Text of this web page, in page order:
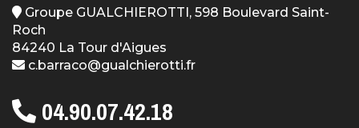
Groupe GUALCHIEROTTI, 598 Boulevard Saint-
Roch
84240 La Tour d'Aigues
c.barraco@gualchierotti.fr
04.90.07.42.18